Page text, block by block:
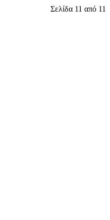
Σελίδα 11 από 11